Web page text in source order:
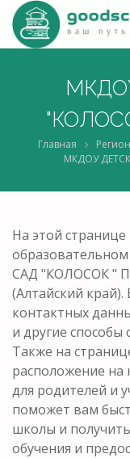
Главная
МКДОУ
На этой
САД "КОЛОСОК "
(Алтайский
контактных
и другие способы
Также на
расположение на
для родителей и
поможет вам
школы и
обучения и